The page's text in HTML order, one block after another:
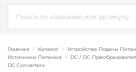
Главная Каталог
Устройства Подачи
Источники Питания
DC / DC
DC Converters
Цепи
Оборудование